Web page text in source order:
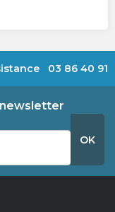
03 86 40 91
OK